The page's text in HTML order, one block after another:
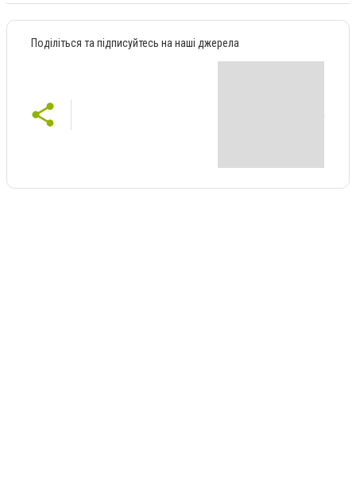
Поділіться та підписуйтесь на наші джерела